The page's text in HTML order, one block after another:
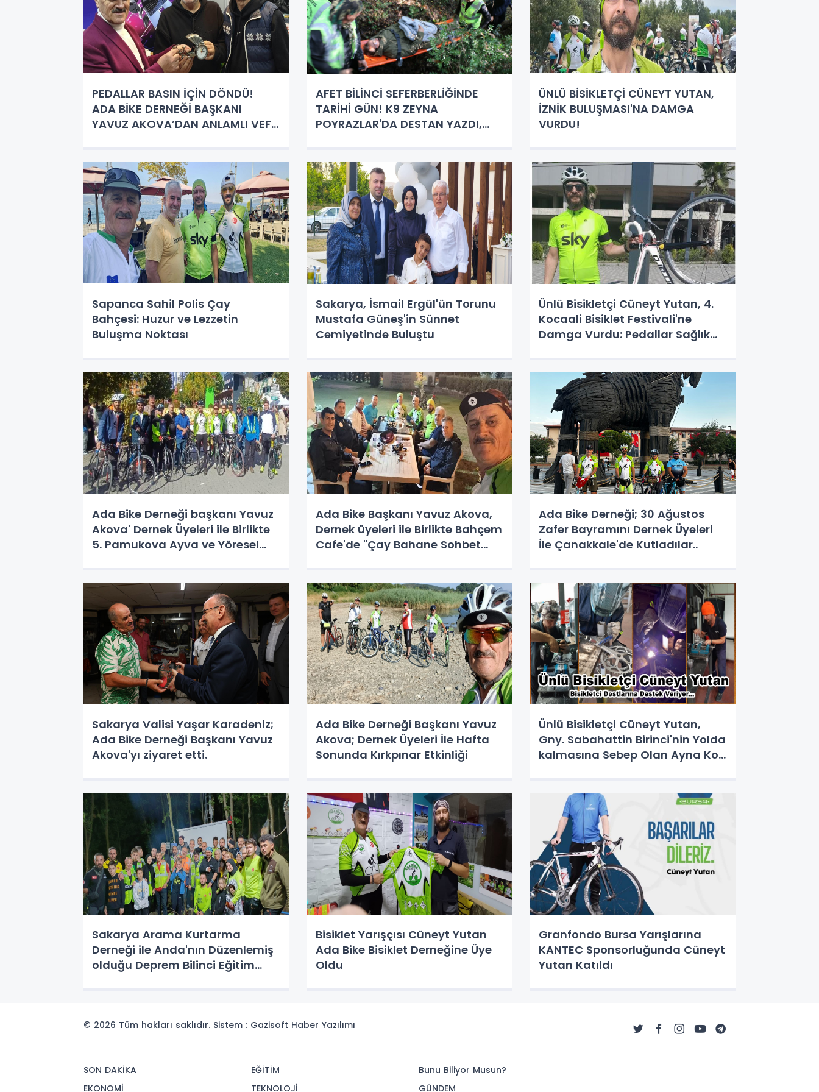
PEDALLAR BASIN İÇİN DÖNDÜ!
ADA BİKE DERNEĞİ BAŞKANI
YAVUZ AKOVA’DAN ANLAMLI VEFA
AFET BİLİNCİ SEFERBERLİĞİNDE
TARİHİ GÜN! K9 ZEYNA
POYRAZLAR'DA DESTAN YAZDI,
ÜNLÜ BİSİKLETÇİ CÜNEYT YUTAN,
İZNİK BULUŞMASI'NA DAMGA
VURDU!
Sapanca Sahil Polis Çay
Bahçesi: Huzur ve Lezzetin
Buluşma Noktası
Sakarya, İsmail Ergül'ün Torunu
Mustafa Güneş'in Sünnet
Cemiyetinde Buluştu
Ünlü Bisikletçi Cüneyt Yutan, 4.
Kocaali Bisiklet Festivali'ne
Damga Vurdu: Pedallar Sağlık
Ada Bike Derneği başkanı Yavuz
Akova' Dernek Üyeleri ile Birlikte
5. Pamukova Ayva ve Yöresel
Ada Bike Başkanı Yavuz Akova,
Dernek üyeleri ile Birlikte Bahçem
Cafe'de "Çay Bahane Sohbet
Ada Bike Derneği; 30 Ağustos
Zafer Bayramını Dernek Üyeleri
İle Çanakkale'de Kutladılar..
Sakarya Valisi Yaşar Karadeniz;
Ada Bike Derneği Başkanı Yavuz
Akova'yı ziyaret etti.
Ada Bike Derneği Başkanı Yavuz
Akova; Dernek Üyeleri İle Hafta
Sonunda Kırkpınar Etkinliği
Ünlü Bisikletçi Cüneyt Yutan,
Gny. Sabahattin Birinci'nin Yolda
kalmasına Sebep Olan Ayna Kol
Sakarya Arama Kurtarma
Derneği ile Anda'nın Düzenlemiş
olduğu Deprem Bilinci Eğitim
Bisiklet Yarışçısı Cüneyt Yutan
Ada Bike Bisiklet Derneğine Üye
Oldu
Granfondo Bursa Yarışlarına
KANTEC Sponsorluğunda Cüneyt
Yutan Katıldı
© 2026 Tüm hakları saklıdır. Sistem : Gazisoft Haber Yazılımı
SON DAKİKA
EKONOMİ
EĞİTİM
TEKNOLOJİ
Bunu Biliyor Musun?
GÜNDEM